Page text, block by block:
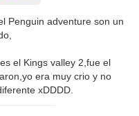
Penguin adventure son un
el Kings valley 2,fue el
era muy crio y no
xDDDD.